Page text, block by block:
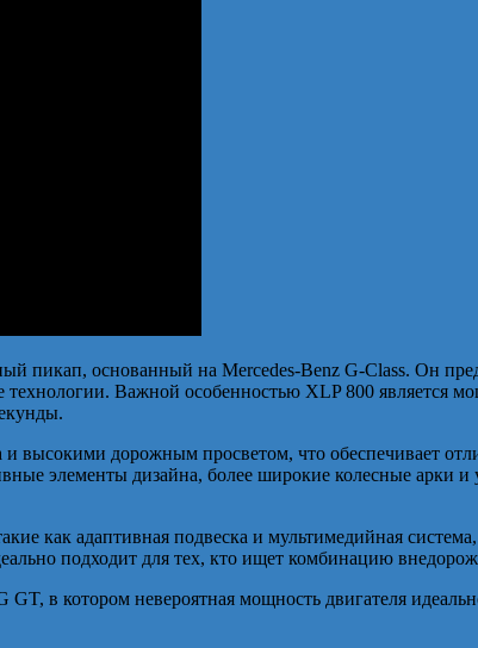
пикап, основанный на Mercedes-Benz G-Class. Он
Важной особенностью XLP 800 является
высокими дорожным просветом, что обеспечивает
элементы дизайна, более широкие колесные арки
как адаптивная подвеска и мультимедийная
подходит для тех, кто ищет комбинацию
в котором невероятная мощность двигателя